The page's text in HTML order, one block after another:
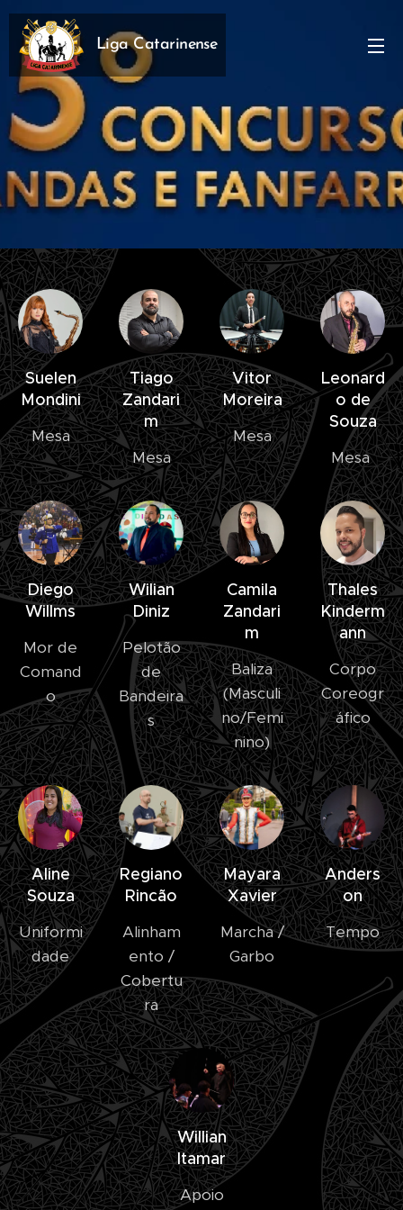
Liga Catarinense
Suelen
Mondini
Mesa
Tiago
Zandari
m
Mesa
Vitor
Moreira
Mesa
Leonard
o de
Souza
Mesa
Diego
Willms
Mor de
Comand
o
Wilian
Diniz
Pelotão
de
Bandeira
s
Camila
Zandari
m
Baliza
(Masculi
no/Femi
nino)
Thales
Kinderm
ann
Corpo
Coreogr
áfico
Aline
Souza
Uniformi
dade
Regiano
Rincão
Alinham
ento /
Cobertu
ra
Mayara
Xavier
Marcha /
Garbo
Anders
on
Tempo
Willian
Itamar
Apoio